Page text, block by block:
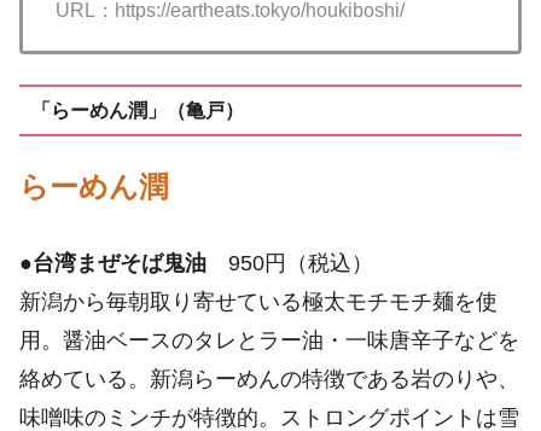
URL：https://eartheats.tokyo/houkiboshi/
「らーめん潤」（亀戸）
らーめん潤
●台湾まぜそば鬼油 950円（税込）
新潟から毎朝取り寄せている極太モチモチ麺を使
用。醤油ベースのタレとラー油・一味唐辛子などを
絡めている。新潟らーめんの特徴である岩のりや、
味噌味のミンチが特徴的。ストロングポイントは雪